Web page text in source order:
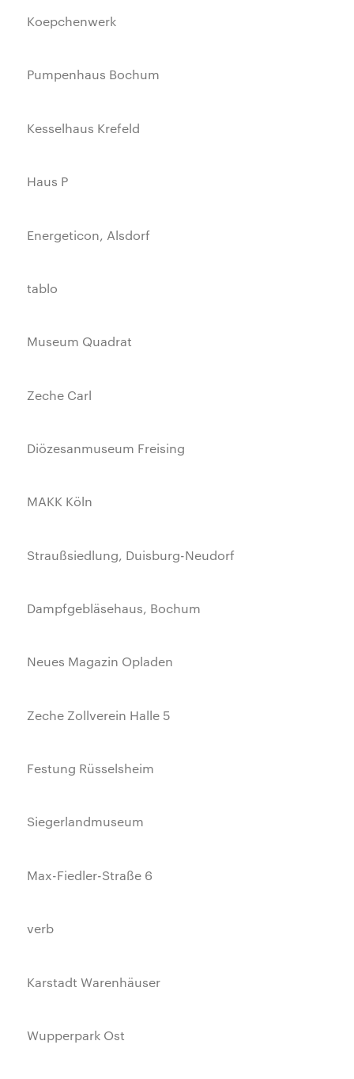
Koepchenwerk
Pumpenhaus Bochum
Kesselhaus Krefeld
Haus P
Energeticon, Alsdorf
tablo
Museum Quadrat
Zeche Carl
Diözesanmuseum Freising
MAKK Köln
Straußsiedlung, Duisburg-Neudorf
Dampfgebläsehaus, Bochum
Neues Magazin Opladen
Zeche Zollverein Halle 5
Festung Rüsselsheim
Siegerlandmuseum
Max-Fiedler-Straße 6
verb
Karstadt Warenhäuser
Wupperpark Ost